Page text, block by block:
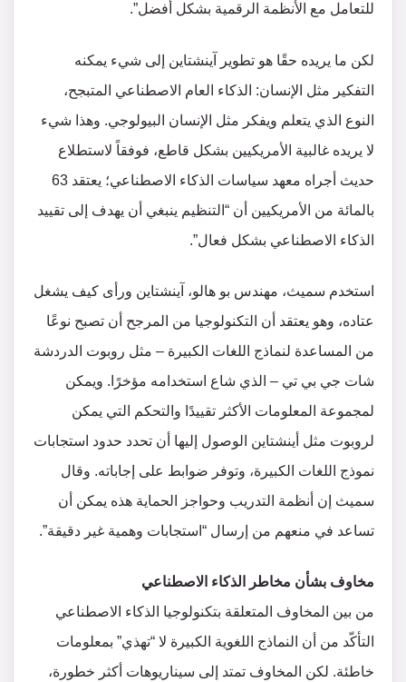
للتعامل مع الأنظمة الرقمية بشكل أفضل”.
لكن ما يريده حقًا هو تطوير آينشتاين إلى شيء يمكنه
التفكير مثل الإنسان: الذكاء العام الاصطناعي المتبجح،
النوع الذي يتعلم ويفكر مثل الإنسان البيولوجي. وهذا شيء
لا يريده غالبية الأمريكيين بشكل قاطع، فوفقاً لاستطلاع
حديث أجراه معهد سياسات الذكاء الاصطناعي؛ يعتقد 63
بالمائة من الأمريكيين أن “التنظيم ينبغي أن يهدف إلى تقييد
الذكاء الاصطناعي بشكل فعال”.
استخدم سميث، مهندس بو هالو، آينشتاين ورأى كيف يشغل
عتاده، وهو يعتقد أن التكنولوجيا من المرجح أن تصبح نوعًا
من المساعدة لنماذج اللغات الكبيرة – مثل روبوت الدردشة
شات جي بي تي – الذي شاع استخدامه مؤخرًا. ويمكن
لمجموعة المعلومات الأكثر تقييدًا والتحكم التي يمكن
لروبوت مثل أينشتاين الوصول إليها أن تحدد حدود استجابات
نموذج اللغات الكبيرة، وتوفر ضوابط على إجاباته. وقال
سميث إن أنظمة التدريب وحواجز الحماية هذه يمكن أن
تساعد في منعهم من إرسال “استجابات وهمية غير دقيقة”.
مخاوف بشأن مخاطر الذكاء الاصطناعي
من بين المخاوف المتعلقة بتكنولوجيا الذكاء الاصطناعي
التأكّد من أن النماذج اللغوية الكبيرة لا “تهذي” بمعلومات
خاطئة. لكن المخاوف تمتد إلى سيناريوهات أكثر خطورة،